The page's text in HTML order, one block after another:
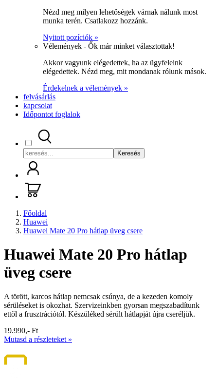
Nézd meg milyen lehetőségek várnak nálunk most
munka terén. Csatlakozz hozzánk.
Nyitott pozíciók »
Vélemények - Ők már minket választottak!
Akkor vagyunk elégedettek, ha az ügyfeleink
elégedettek. Nézd meg, mit mondanak rólunk mások.
Érdekelnek a vélemények »
felvásárlás
kapcsolat
Időpontot foglalok
Keresés
Főoldal
Huawei
Huawei Mate 20 Pro hátlap üveg csere
Huawei Mate 20 Pro hátlap
üveg csere
A törött, karcos hátlap nemcsak csúnya, de a kezeden komoly
sérüléseket is okozhat. Szervizeinkben gyorsan megszabadítunk
ettől a frusztrációtól. Készüléked sérült hátlapját újra cseréljük.
19.990,- Ft
Mutasd a részleteket »